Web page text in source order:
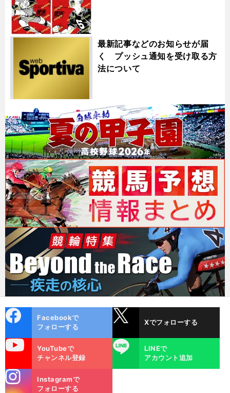
最新記事などのお知らせが届
く プッシュ通知を受け取る方
法について
ok
Facebookで
フォローする
Xでフォローする
YouTubeで
チャンネル登録
LINE
LINEで
アカウント追加
m
Instagramで
フォローする